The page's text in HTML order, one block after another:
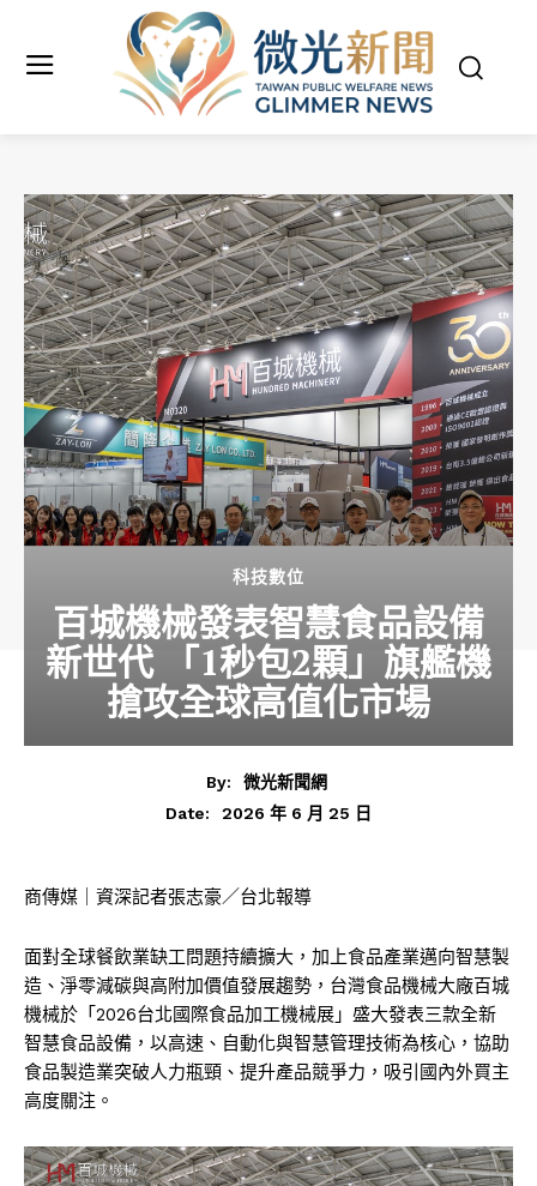
科技數位
百城機械發表智慧食品設備
新世代 「1秒包2顆」旗艦機
搶攻全球高值化市場
By:
微光新聞網
Date:
2026 年 6 月 25 日
商傳媒｜資深記者張志豪／台北報導
面對全球餐飲業缺工問題持續擴大，加上食品產業邁向智慧製
造、淨零減碳與高附加價值發展趨勢，台灣食品機械大廠百城
機械於「2026台北國際食品加工機械展」盛大發表三款全新
智慧食品設備，以高速、自動化與智慧管理技術為核心，協助
食品製造業突破人力瓶頸、提升產品競爭力，吸引國內外買主
高度關注。